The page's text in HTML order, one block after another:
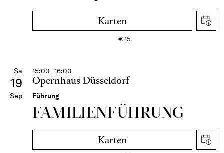
Karten
€15
Sa
19
Sep
15:00 - 16:00
Opernhaus Düsseldorf
Führung
FAMI­LIEN­FÜH­RUNG
Karten